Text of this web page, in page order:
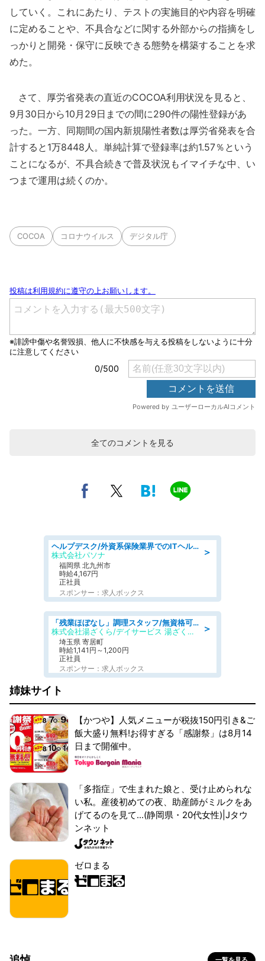
していく。これにあたり、テストの実施目的や内容を明確
に定めることや、不具合などに関する外部からの指摘をし
っかりと開発・保守に反映できる態勢を構築することを求
めた。
さて、厚労省発表の直近のCOCOA利用状況を見ると、
9月30日から10月29日までの間に290件の陽性登録があ
った。一方、同期間の国内新規陽性者数は厚労省発表を合
計すると1万8448人。単純計算で登録率は約1.57％という
ことになるが、不具合続きで普及状況もイマイチな中、い
つまで運用は続くのか。
COCOA コロナウイルス デジタル庁
全てのコメントを見る
＞
ヘルプデスク/外資系保険業界でのITヘルプデスク業務/駅近/即日勤務可/ヘルプデスク
株式会社パソナ
福岡県 北九州市
時給4,167円
正社員
スポンサー：求人ボックス
＞
「残業ほぼなし」調理スタッフ/無資格可/正職員/日勤のみ/デイサービス/社会保障完備
株式会社湯ざくら/デイサービス 湯ざくらケアリゾート
埼玉県 寄居町
時給1,141円～1,200円
正社員
スポンサー：求人ボックス
姉妹サイト
【かつや】人気メニューが税抜150円引き&ご
飯大盛り無料!お得すぎる「感謝祭」は8月14
日まで開催中。
「多指症」で生まれた娘と、受け止められな
い私。産後初めての夜、助産師がミルクをあ
げてるのを見て...(静岡県・20代女性)|Jタウ
ンネット
ゼロまる